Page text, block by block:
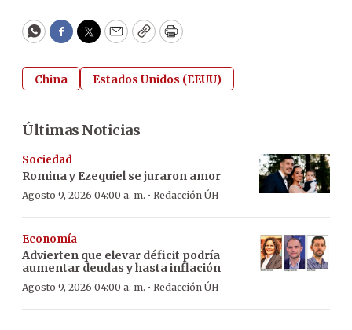
WhatsApp
Facebook
Twitter
EmailCopyPrint
China Estados Unidos (EEUU)
Últimas Noticias
Sociedad
Romina y Ezequiel se juraron amor
Agosto 9, 2026 04:00 a. m. · Redacción ÚH
Economía
Advierten que elevar déficit podría
aumentar deudas y hasta inflación
Agosto 9, 2026 04:00 a. m. · Redacción ÚH